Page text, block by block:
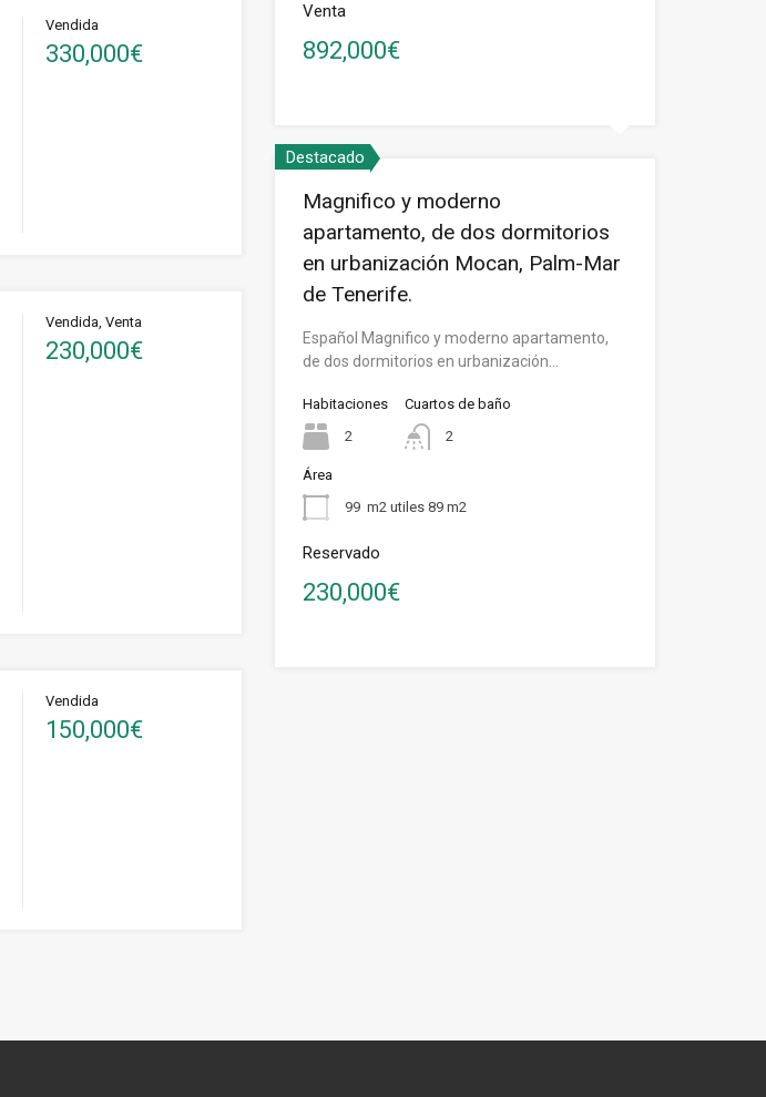
Vendida
330,000€
Vendida, Venta
230,000€
Vendida
150,000€
Venta
892,000€
Destacado
Magnifico y moderno
apartamento, de dos dormitorios
en urbanización Mocan, Palm-Mar
de Tenerife.
Español Magnifico y moderno apartamento,
de dos dormitorios en urbanización…
Habitaciones
2
Cuartos de baño
2
Área
99 m2 utiles 89 m2
Reservado
230,000€